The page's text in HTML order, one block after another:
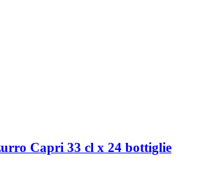
Capri 33 cl x 24 bottiglie